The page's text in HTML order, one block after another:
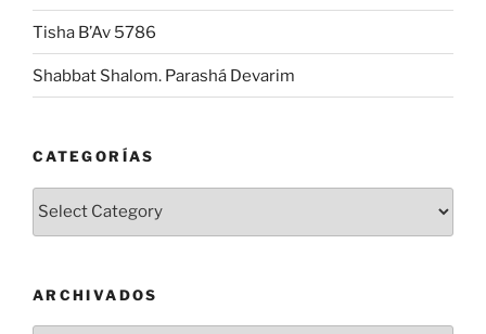
Tisha B’Av 5786
Shabbat Shalom. Parashá Devarim
CATEGORÍAS
Categorías
ARCHIVADOS